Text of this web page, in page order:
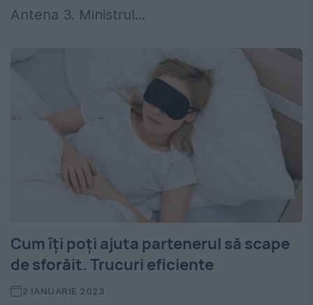
Antena 3. Ministrul...
Cum îți poți ajuta partenerul să scape
de sforăit. Trucuri eficiente
2 IANUARIE 2023